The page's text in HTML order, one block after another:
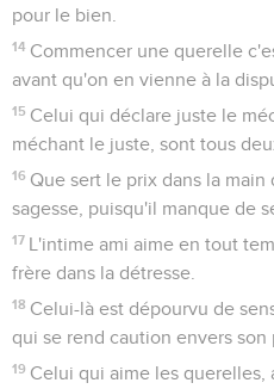
pour le bien.
14 Commencer une querelle
avant qu'on en vienne à la
15 Celui qui déclare juste le
méchant le juste, sont tous
16 Que sert le prix dans la
sagesse, puisqu'il manque de
17 L'intime ami aime en tout
frère dans la détresse.
18 Celui-là est dépourvu de
qui se rend caution envers son
19 Celui qui aime les querelles,